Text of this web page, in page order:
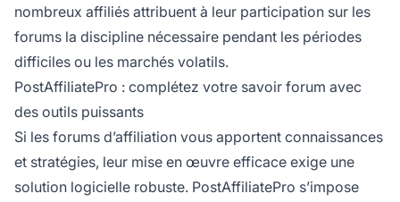
nombreux affiliés attribuent à leur participation sur les
forums la discipline nécessaire pendant les périodes
difficiles ou les marchés volatils.
PostAffiliatePro : complétez votre savoir forum avec
des outils puissants
Si les forums d’affiliation vous apportent connaissances
et stratégies, leur mise en œuvre efficace exige une
solution logicielle robuste. PostAffiliatePro s’impose